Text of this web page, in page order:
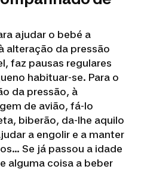
ajudar o bebé a
alteração da pressão
faz pausas regulares
habituar-se. Para o
da pressão, à
de avião, fá-lo
biberão, da-lhe aquilo
a engolir e a manter
Se já passou a idade
alguma coisa a beber